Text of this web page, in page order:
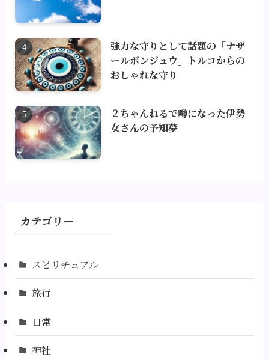
強力な守りとして話題の「ナザ
ールボンジュウ」トルコからの
おしゃれな守り
２ちゃんねるで噂になった伊勢
女さんの予知夢
カテゴリー
スピリチュアル
旅行
日常
神社